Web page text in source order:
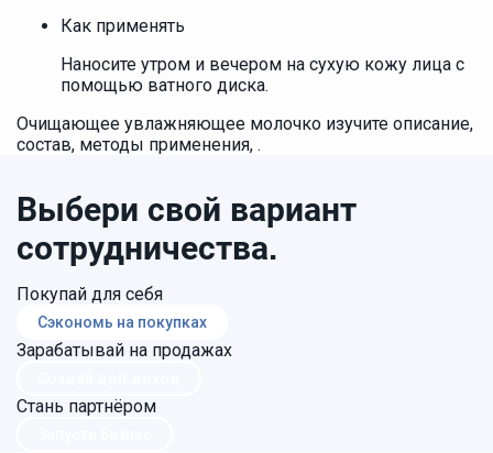
Как применять
Наносите утром и вечером на сухую кожу лица с
помощью ватного диска.
Очищающее увлажняющее молочко изучите описание,
состав, методы применения, .
Выбери свой вариант
сотрудничества.
Покупай для себя
Сэкономь на покупках
Зарабатывай на продажах
Стань партнёром